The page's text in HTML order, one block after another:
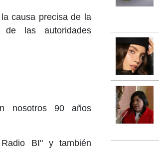
causa precisa de la
de las autoridades
nosotros 90 años
BI" y también